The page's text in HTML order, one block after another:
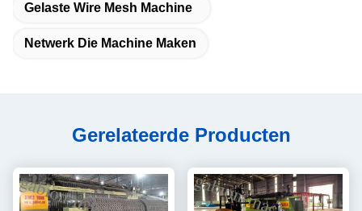
Gelaste Wire Mesh Machine
Netwerk Die Machine Maken
Gerelateerde Producten